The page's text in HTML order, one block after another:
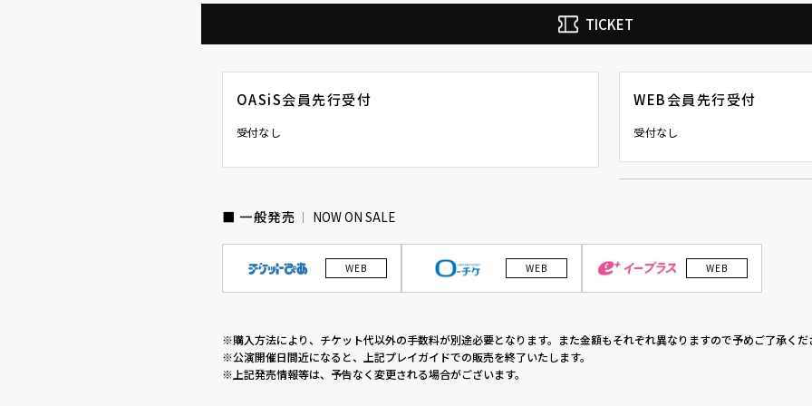
TICKET
OASiS会員先行受付
受付なし
WEB会員先行受付
受付なし
■ 一般発売 NOW ON SALE
WEB WEB WEB
※購入方法により、チケット代以外の手数料が別途必要となります。また金額もそれぞれ異なりますので予めご了承くだ
※公演開催日間近になると、上記プレイガイドでの販売を終了いたします。
※上記発売情報等は、予告なく変更される場合がございます。